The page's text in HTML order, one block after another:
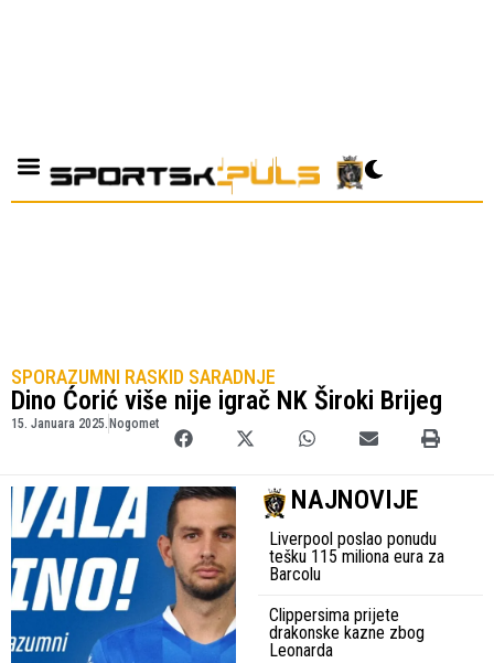
SPORAZUMNI RASKID SARADNJE
Dino Ćorić više nije igrač NK Široki Brijeg
15. Januara 2025. Nogomet
NAJNOVIJE
Liverpool poslao ponudu
tešku 115 miliona eura za
Barcolu
Clippersima prijete
drakonske kazne zbog
Leonarda